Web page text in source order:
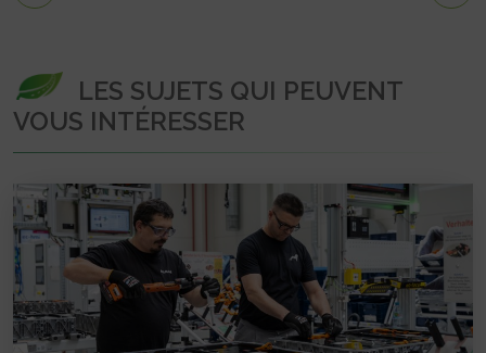
LES SUJETS QUI PEUVENT
VOUS INTÉRESSER